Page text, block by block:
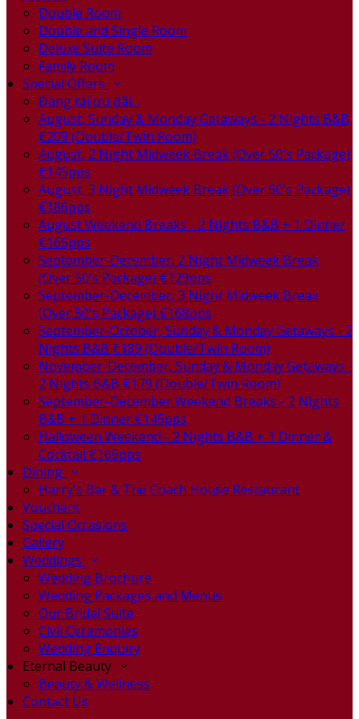
Double Room
Double and Single Room
Deluxe Suite Room
Family Room
Special Offers
Đang tải ưu đãi…
August, Sunday & Monday Getaways - 2 Nights B&B
€209 (Double/Twin Room)
August, 2 Night Midweek Break (Over 50's Package)
€145pps
August, 3 Night Midweek Break (Over 50's Package)
€186pps
August Weekend Breaks - 2 Nights B&B + 1 Dinner
€165pps
September-December, 2 Night Midweek Break
(Over 50's Package) €129pps
September-December, 3 Night Midweek Break
(Over 50's Package) €168pps
September-October, Sunday & Monday Getaways - 2
Nights B&B €189 (Double/Twin Room)
November-December, Sunday & Monday Getaways -
2 Nights B&B €179 (Double/Twin Room)
September-December Weekend Breaks - 2 Nights
B&B + 1 Dinner €145pps
Halloween Weekend - 2 Nights B&B + 1 Dinner &
Cocktail €165pps
Dining
Harry's Bar & The Coach House Restaurant
Vouchers
Special Occasions
Gallery
Weddings
Wedding Brochure
Wedding Packages and Menus
Our Bridal Suite
Civil Ceremonies
Wedding Enquiry
Eternal Beauty
Beauty & Wellness
Contact Us